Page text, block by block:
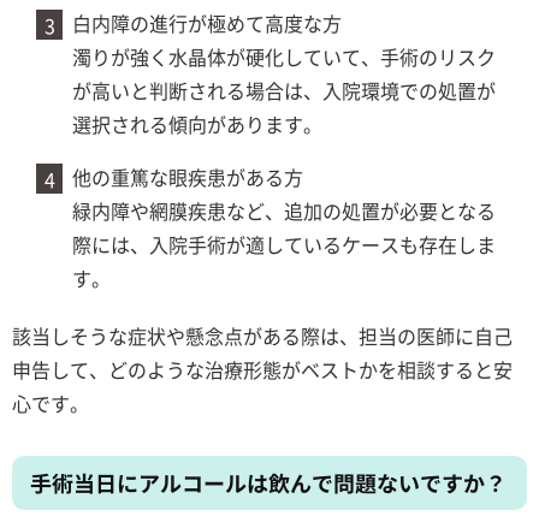
白内障の進行が極めて高度な方
濁りが強く水晶体が硬化していて、手術のリスク
が高いと判断される場合は、入院環境での処置が
選択される傾向があります。
他の重篤な眼疾患がある方
緑内障や網膜疾患など、追加の処置が必要となる
際には、入院手術が適しているケースも存在しま
す。
該当しそうな症状や懸念点がある際は、担当の医師に自己
申告して、どのような治療形態がベストかを相談すると安
心です。
手術当日にアルコールは飲んで問題ないですか？